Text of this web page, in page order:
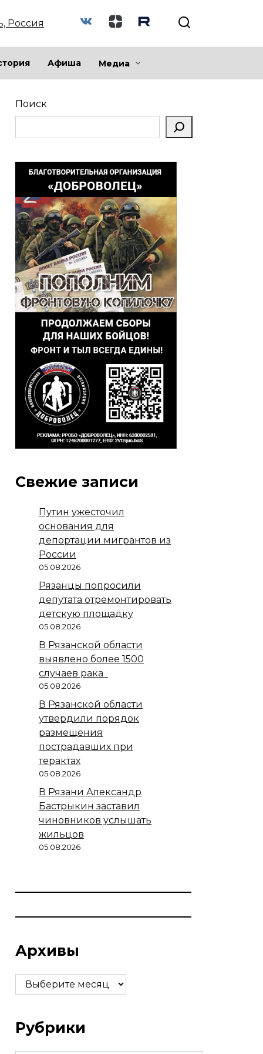
Россия
Афиша Медиа
Поиск
Свежие записи
Путин ужесточил
основания для
депортации мигрантов из
России
05.08.2026
Рязанцы попросили
депутата отремонтировать
детскую площадку
05.08.2026
В Рязанской области
выявлено более 1500
случаев рака
05.08.2026
В Рязанской области
утвердили порядок
размещения
пострадавших при
терактах
05.08.2026
В Рязани Александр
Бастрыкин заставил
чиновников услышать
жильцов
05.08.2026
Архивы
Архивы
Рубрики